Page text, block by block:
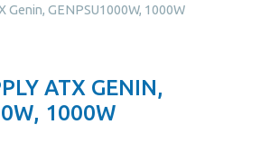
Genin, GENPSU1000W, 1000W
ATX GENIN,
1000W